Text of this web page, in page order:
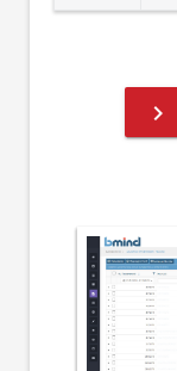
keyboard_arrow_right